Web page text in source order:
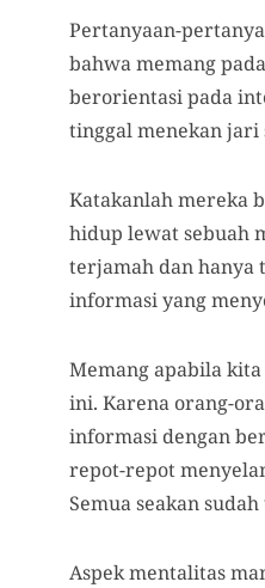
Pertanyaan-
bahwa memang
berorientasi pada
tinggal menekan jari
Katakanlah mereka
hidup lewat sebuah
terjamah dan hanya
informasi yang
Memang apabila
ini. Karena orang-
informasi dengan
repot-repot
Semua seakan
Aspek mentalitas